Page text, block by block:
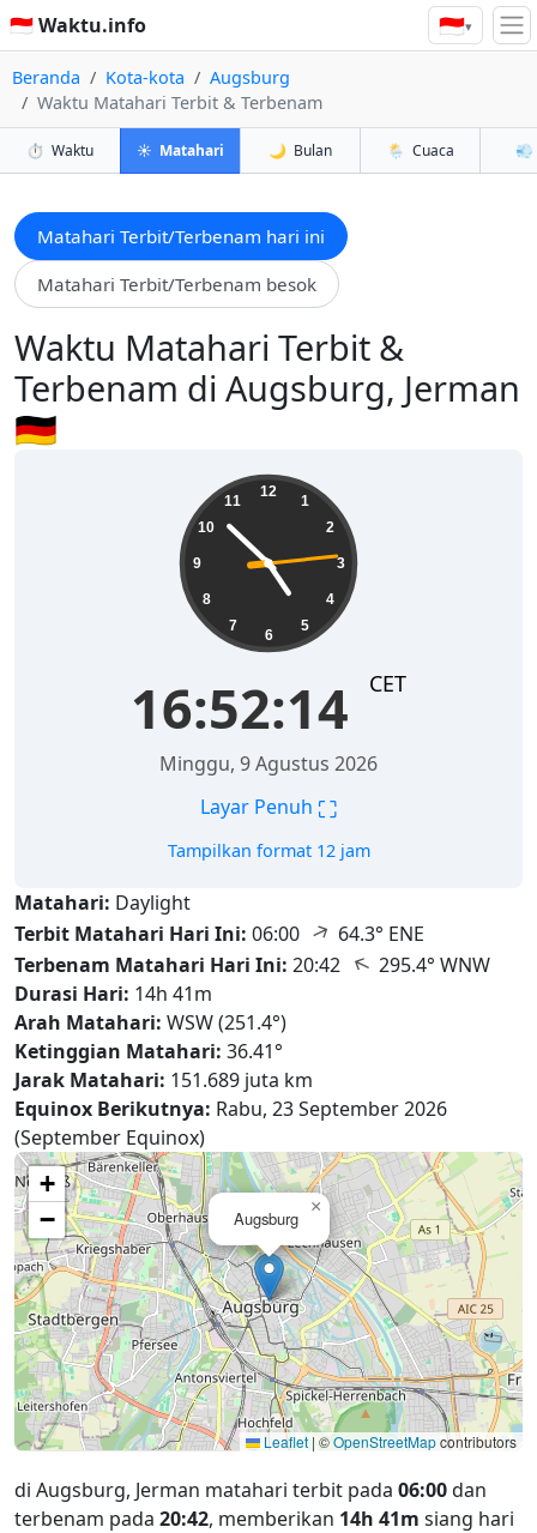
🇮🇩 Waktu.info 🇮🇩▾
Beranda Kota-kota
Augsburg
Waktu Matahari Terbit & Terbenam
⏱️ Waktu ☀️ Matahari 🌙 Bulan 🌦️ Cuaca 💨
Matahari Terbit/Terbenam hari ini
Matahari Terbit/Terbenam besok
Waktu Matahari Terbit &
Terbenam di Augsburg, Jerman
🇩🇪
12
1
2
3
4
5
6
7
8
9
10
11
16:52:16 CET
Minggu, 9 Agustus 2026
Layar Penuh ⛶
Tampilkan format 12 jam
Matahari: Daylight
Terbit Matahari Hari Ini: 06:00 ↑ 64.3° ENE
Terbenam Matahari Hari Ini: 20:42 ↑ 295.4° WNW
Durasi Hari: 14h 41m
Arah Matahari: WSW (251.4°)
Ketinggian Matahari: 36.41°
Jarak Matahari: 151.689 juta km
Equinox Berikutnya: Rabu, 23 September 2026
(September Equinox)
Augsburg
×
+
−
Leaflet | ©OpenStreetMapcontributors
di Augsburg, Jerman matahari terbit pada 06:00dan
terbenam pada 20:42, memberikan 14h 41m siang hari